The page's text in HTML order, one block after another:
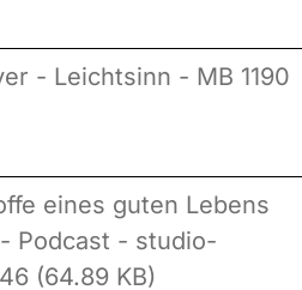
- Leichtsinn - MB 1190
eines guten Lebens
Podcast - studio-
(64.89 KB)